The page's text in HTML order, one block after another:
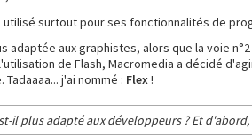
utilisé surtout pour ses fonctionnalités de
adaptée aux graphistes, alors que la voie
de Flash, Macromedia a décidé
j'ai nommé : Flex!
il plus adapté aux développeurs ? Et